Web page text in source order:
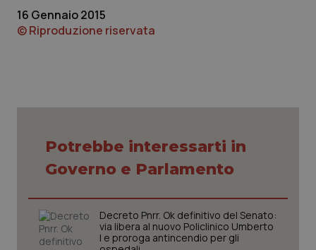
Provincia Autonoma di Trento
Sardegna
Sicilia
Toscana
Umbria
Ipertensione & Scompenso
Malattia di Crohn & Rettocolite Ulcerosa
Neuroscienze & patologie neurodegenerative
Obesità
Oftalmologia
16 Gennaio 2015
© Riproduzione riservata
Potrebbe interessarti in
Governo e Parlamento
Decreto Pnrr. Ok definitivo del Senato:
via libera al nuovo Policlinico Umberto
I e proroga antincendio per gli